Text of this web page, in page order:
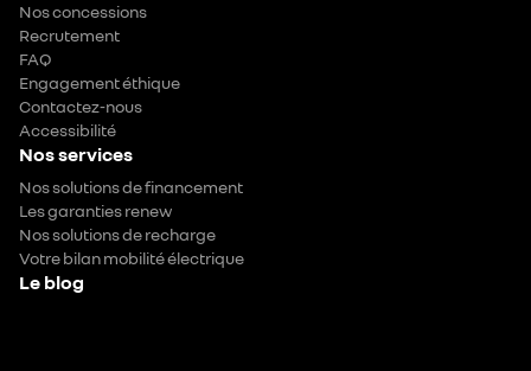
Nos concessions
Recrutement
FAQ
Engagement éthique
Contactez-nous
Accessibilité
Nos services
Nos solutions de financement
Les garanties renew
Nos solutions de recharge
Votre bilan mobilité électrique
Le blog